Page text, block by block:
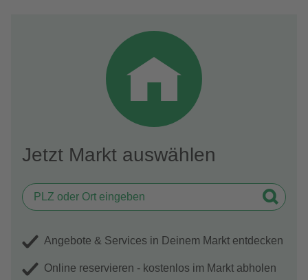
Jetzt Markt auswählen
Angebote & Services in Deinem Markt entdecken
Online reservieren - kostenlos im Markt abholen